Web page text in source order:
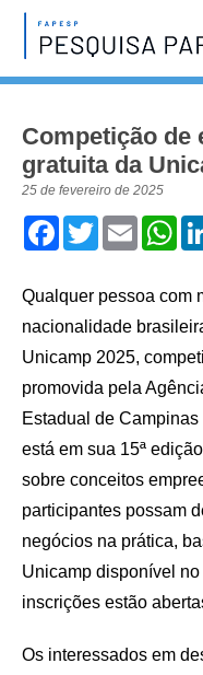
Competição de
gratuita da
25 de fevereiro de 2025
Facebook
TwitterEmail
Qualquer pessoa com
nacionalidade
Unicamp 2025,
promovida pela
Estadual de
está em sua 15ª
sobre conceitos
participantes possam
negócios na prática,
Unicamp disponível
inscrições estão
Os interessados em